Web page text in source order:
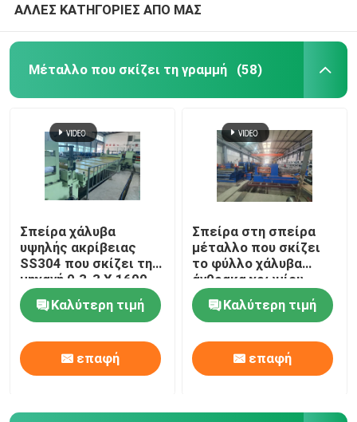
ΑΛΛΕΣ ΚΑΤΗΓΟΡΙΕΣ ΑΠΟ ΜΑΣ
Μέταλλο που σκίζει τη γραμμή (58)
Σπείρα χάλυβα
υψηλής ακρίβειας
SS304 που σκίζει τη
μηχανή 0.3-3 X 1600
γραμμών
Καλύτερη τιμή
επαφή
Σπείρα στη σπείρα
μέταλλο που σκίζει
το φύλλο χάλυβα
άνθρακα χρωμίου
γραμμών που σκίζει
τα διπλά Slitter
γραμμών κεφάλια
Καλύτερη τιμή
επαφή